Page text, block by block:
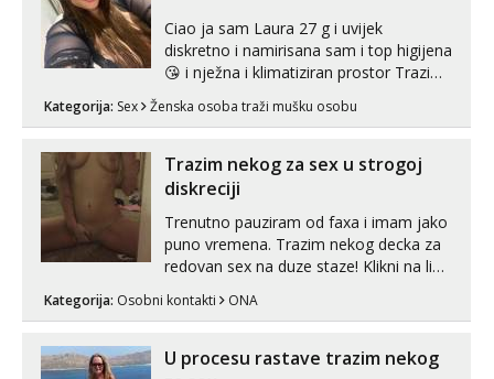
Ciao ja sam Laura 27 g i uvijek
diskretno i namirisana sam i top higijena
😘 i nježna i klimatiziran prostor Trazim
Pusenje i gutanje sperme Erotsko rublje
tijelu Iskljucivo neradim analni !!! I
neljubim se Wha...
Kategorija: Sex Ženska osoba traži mušku osobu
Trazim nekog za sex u strogoj
diskreciji
Trenutno pauziram od faxa i imam jako
puno vremena. Trazim nekog decka za
redovan sex na duze staze! Klikni na link
Kategorija: Osobni kontakti ONA
U procesu rastave trazim nekog